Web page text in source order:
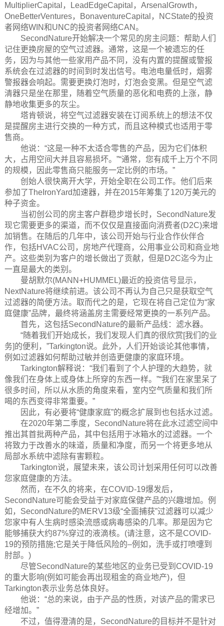
MultiplierCapital，LeadEdgeCapital，ArsenalGrowth，
OneBetterVentures，BonaventureCapital，NCState的投资
者网络WIN和UNC的投资者网络CAN。
SecondNature开始解决一个常见的房主问题：帮助人们
记住更换房屋的空气过滤器。通常，这是一个被遗忘的任
务，因为与其他一些家用产品不同，没有内置的提醒或警报
系统会在过滤器的时间到时发出信号。电池电量低时，烟雾
警报器会响起。需要更换灯泡时，灯泡会变黑。但是空气滤
清器只是坐在那里，随着空气质量的恶化和电费的上涨，静
静地收集更多的灰尘。
塔肯顿说，将空气过滤器安装在订阅系统上的想法不仅
是提醒房主进行交换的一种方式，而且这种模式也适用于零
售商。
他说：“这是一种不太适合零售的产品，因为它们体积
大，占用空间大并且容易损坏。”“通常，您有成千上万个不同
的规模，因此零售商只能服务一定比例的市场。”
创始人很快离开大学，开始全职在公司工作。他们后来
参加了TheIronYard加速器，并在2015年筹集了120万美元的
种子资金。
当初创公司的房主客户群稳步增长时，SecondNature发
现它需要更多的渠道，而不仅仅是直接面向消费者(D2C)来增
加销售。在随后的几年中，该公司开始与行业合作伙伴合
作，包括HVAC公司，房地产代理商，公用事业公司和商业地
产。这些类别为客户的增长做出了贡献，但是D2C迄今为止
一直是最大的类别。
曼胡默尔(MANN+HUMMEL)最近的投资信号显示，
NextNature将继续前进。该公司不再认为自己只是获取空气
过滤器的简便方法。取而代之的是，它现在将自己定位为“家
庭健康”品牌，最终将涵盖房主需要经常更换的一系列产品。
首先，这包括SecondNature的最新产品线：滤水器。
“随着我们开始成长，我们发现人们真的很欣赏[我们的业
务]的便利，”Tarkington说。此外，人们开始谈论其他事情，
例如过滤器如何帮助过敏并创造更健康的家庭环境。
Tarkington解释说：“我们看到了个人护理的大趋势，就
像我们在身体上或身体上所穿的东西一样。”“我们在家里呆了
很多时间，所以从水质的角度来看，室内空气质量和我们所
喝的东西变得非常重要。”
因此，有必要将“健康家庭”的概念扩展到也包括水过滤。
在2020年第二季度，SecondNature将在此水过滤空间中
推出其首批两种产品，其中包括用于冰箱水的过滤器。一个
将致力于改善水的味道，质量和净度，而另一个将更多地从
局部水系统中滤除有害颗粒。
Tarkington说，展望未来，该公司计划采用任何可以改善
您家庭健康的方法。
然而，在不久的将来，在COVID-19爆发后，
SecondNature可能会受益于对家庭保健产品的兴趣增加。例
如，SecondNature的MERV13级“全面捕获”过滤器可以减少
您家中有人生病时感染流感或病毒感染的几率。那是因为它
能够捕获大约87%穿过的液滴核。(请注意，这不是COVID-
19的预防措施;它是关于降低风险的–例如，洗手或打喷嚏到
肘部。)
尽管SecondNature的某些地区的业务已受到COVID-19
的重大影响(例如可能会再出现租金的商业地产)，但
Tarkington表示业务总体良好。
他说：“总的来说，由于产品的性质，对该产品的需求已
经增加。”
不过，值得澄清的是，SecondNature的目标并不是针对